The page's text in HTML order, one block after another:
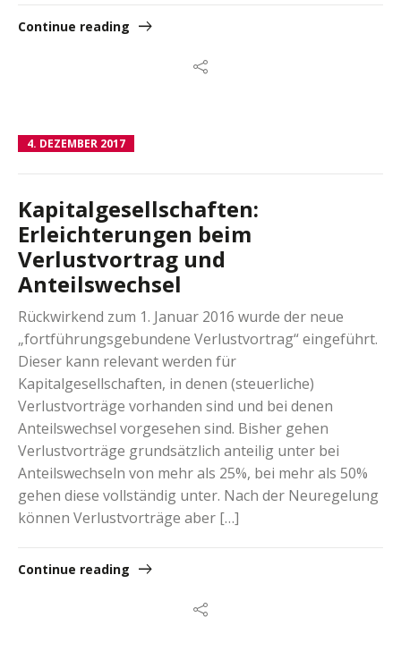
Continue reading
4. DEZEMBER 2017
Kapitalgesellschaften:
Erleichterungen beim
Verlustvortrag und
Anteilswechsel
Rückwirkend zum 1. Januar 2016 wurde der neue
„fortführungsgebundene Verlustvortrag“ eingeführt.
Dieser kann relevant werden für
Kapitalgesellschaften, in denen (steuerliche)
Verlustvorträge vorhanden sind und bei denen
Anteilswechsel vorgesehen sind. Bisher gehen
Verlustvorträge grundsätzlich anteilig unter bei
Anteilswechseln von mehr als 25%, bei mehr als 50%
gehen diese vollständig unter. Nach der Neuregelung
können Verlustvorträge aber […]
Continue reading